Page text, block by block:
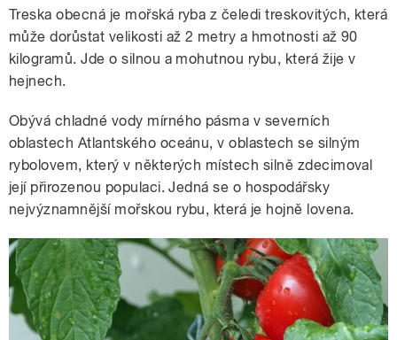
Treska obecná je mořská ryba z čeledi treskovitých, která
může dorůstat velikosti až 2 metry a hmotnosti až 90
kilogramů. Jde o silnou a mohutnou rybu, která žije v
hejnech.
Obývá chladné vody mírného pásma v severních
oblastech Atlantského oceánu, v oblastech se silným
rybolovem, který v některých místech silně zdecimoval
její přirozenou populaci. Jedná se o hospodářsky
nejvýznamnější mořskou rybu, která je hojně lovena.